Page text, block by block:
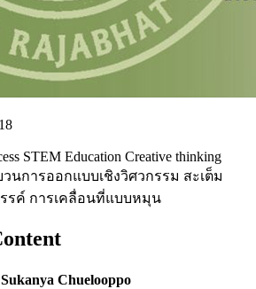
STEM Education Creative thinking
วนการออกแบบเชิงวิศวกรรม สะเต็ม
รค์ การเคลื่อนที่แบบหมุน
Chuelooppo